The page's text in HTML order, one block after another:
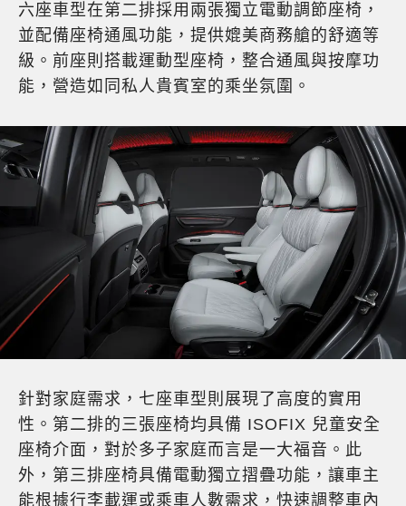
六座車型在第二排採用兩張獨立電動調節座椅，
並配備座椅通風功能，提供媲美商務艙的舒適等
級。前座則搭載運動型座椅，整合通風與按摩功
能，營造如同私人貴賓室的乘坐氛圍。
針對家庭需求，七座車型則展現了高度的實用
性。第二排的三張座椅均具備 ISOFIX 兒童安全
座椅介面，對於多子家庭而言是一大福音。此
外，第三排座椅具備電動獨立摺疊功能，讓車主
能根據行李載運或乘車人數需求，快速調整車內